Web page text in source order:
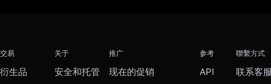
交易
衍生品
关于
安全和托管
推广
现在的促销
参考
API
聯繫方式
联系客